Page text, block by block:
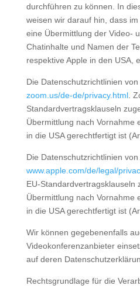
durchführen zu können. In
weisen wir darauf hin, dass
eine Übermittlung der Video-
Chatinhalte und Namen der
respektive Apple in den USA,
Die Datenschutzrichtlinien
zoom.us/de-de/privacy.html.
Standardvertragsklauseln
Übermittlung nach Vornahme
in die USA gerechtfertigt ist
Die Datenschutzrichtlinien
www.apple.com/de/legal/
EU-Standardvertragsklauseln
Übermittlung nach Vornahme
in die USA gerechtfertigt ist
Wir können gegebenenfalls
Videokonferenzanbieter
auf deren
Rechtsgrundlage für die